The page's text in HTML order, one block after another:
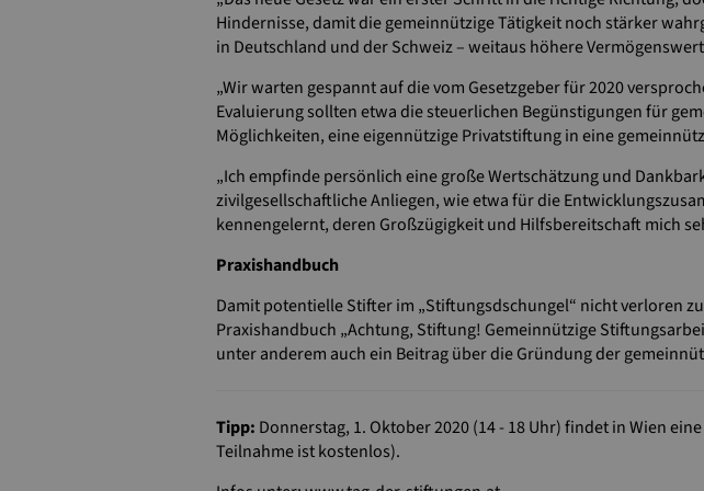
Hindernisse, damit die gemeinnützige Tätigkeit noch stärker
in Deutschland und der Schweiz – weitaus höhere
„Wir warten gespannt auf die vom Gesetzgeber für 2020
Evaluierung sollten etwa die steuerlichen Begünstigungen für
Möglichkeiten, eine eigennützige Privatstiftung in eine
„Ich empfinde persönlich eine große Wertschätzung und
zivilgesellschaftliche Anliegen, wie etwa für die
kennengelernt, deren Großzügigkeit und Hilfsbereitschaft mich
Praxishandbuch
Damit potentielle Stifter im „Stiftungsdschungel“ nicht verloren
Praxishandbuch „Achtung, Stiftung! Gemeinnützige
unter anderem auch ein Beitrag über die Gründung der
Tipp: Donnerstag, 1. Oktober 2020 (14 - 18 Uhr) findet in Wien
Teilnahme ist kostenlos).